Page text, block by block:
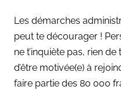
Les démarches
peut te décourager !
ne t’inquiète pas, rien
d’être motivée(e) à
faire partie des 80 000